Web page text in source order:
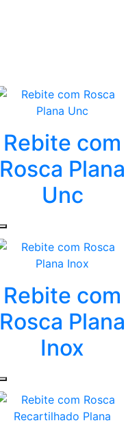
Rebite com
Rosca Plana
Unc
Rebite com
Rosca Plana
Inox